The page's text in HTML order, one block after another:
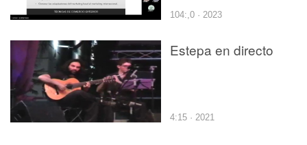
104:,0 · 2023
Estepa en directo
4:15 · 2021